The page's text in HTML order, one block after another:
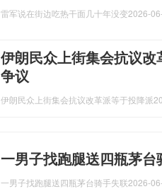
雷军说在街边吃热干面几十年没变2026-
伊朗民众上街集会抗议
争议
伊朗民众上街集会抗议改革派等于投降派
一男子找跑腿送四瓶茅
一男子找跑腿送四瓶茅台骑手失联2026-